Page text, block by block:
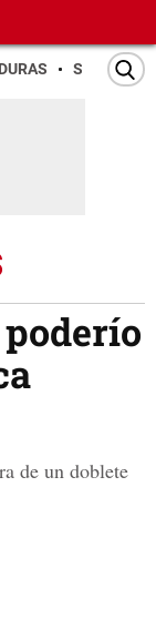
SAN PEDRO
de un doblete